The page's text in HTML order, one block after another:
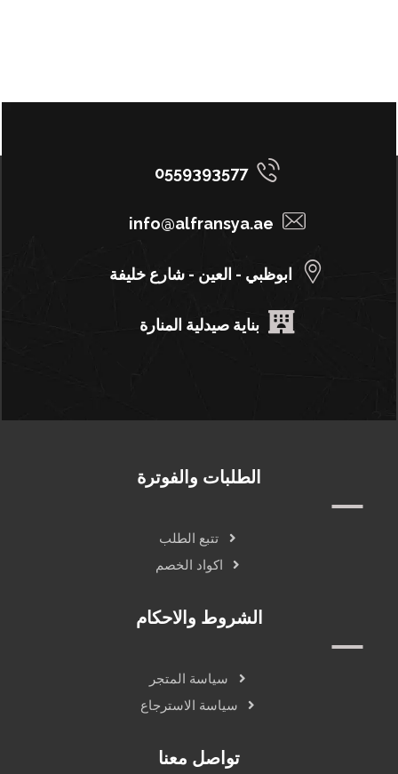
0559393577
info@alfransya.ae
ابوظبي - العين - شارع خليفة
بناية صيدلية المنارة
الطلبات والفوترة
تتبع الطلب
اكواد الخصم
الشروط والاحكام
سياسة المتجر
سياسة الاسترجاع
تواصل معنا